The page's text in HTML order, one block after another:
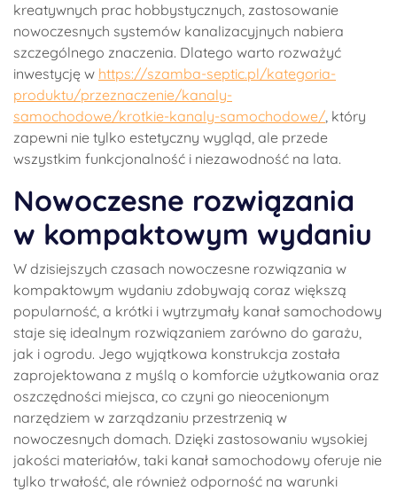
kreatywnych prac hobbystycznych, zastosowanie
nowoczesnych systemów kanalizacyjnych nabiera
szczególnego znaczenia. Dlatego warto rozważyć
inwestycję w https://szamba-septic.pl/kategoria-
produktu/przeznaczenie/kanaly-
samochodowe/krotkie-kanaly-samochodowe/, który
zapewni nie tylko estetyczny wygląd, ale przede
wszystkim funkcjonalność i niezawodność na lata.
Nowoczesne rozwiązania
w kompaktowym wydaniu
W dzisiejszych czasach nowoczesne rozwiązania w
kompaktowym wydaniu zdobywają coraz większą
popularność, a krótki i wytrzymały kanał samochodowy
staje się idealnym rozwiązaniem zarówno do garażu,
jak i ogrodu. Jego wyjątkowa konstrukcja została
zaprojektowana z myślą o komforcie użytkowania oraz
oszczędności miejsca, co czyni go nieocenionym
narzędziem w zarządzaniu przestrzenią w
nowoczesnych domach. Dzięki zastosowaniu wysokiej
jakości materiałów, taki kanał samochodowy oferuje nie
tylko trwałość, ale również odporność na warunki